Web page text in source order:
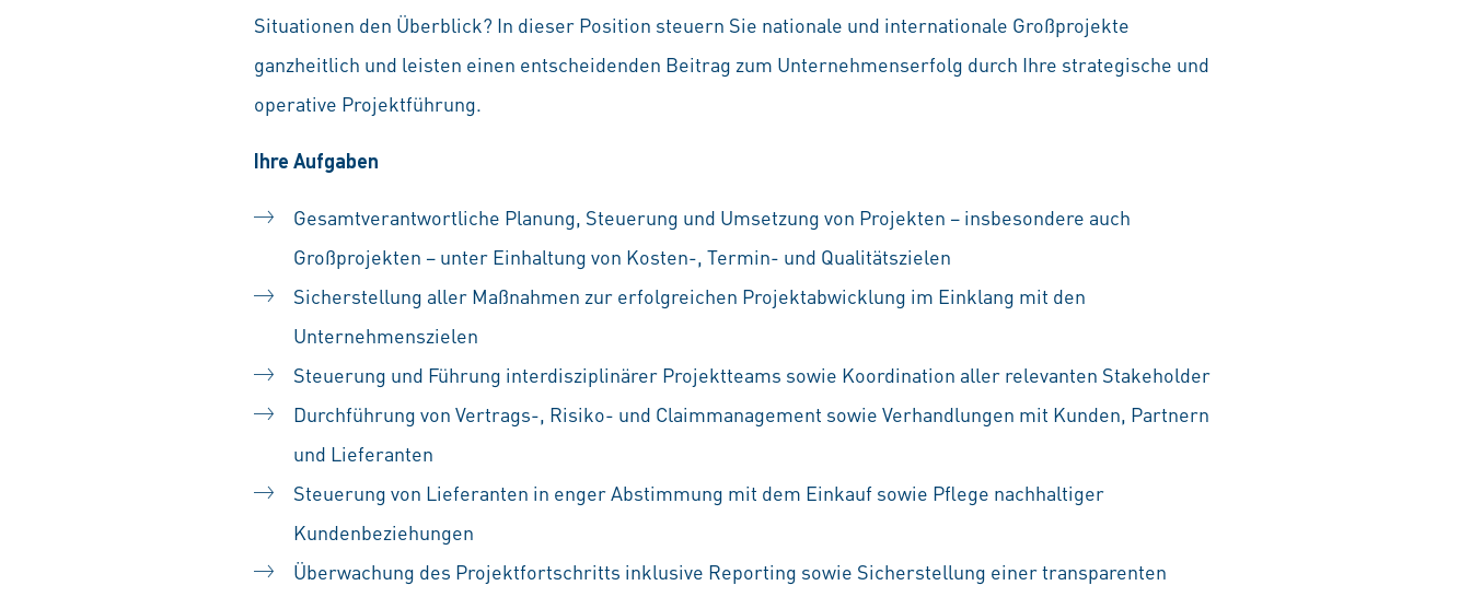
Situationen den Überblick? In dieser Position steuern Sie nationale und internationale Großprojekte
ganzheitlich und leisten einen entscheidenden Beitrag zum Unternehmenserfolg durch Ihre strategische und
operative Projektführung.
Ihre Aufgaben
Gesamtverantwortliche Planung, Steuerung und Umsetzung von Projekten – insbesondere auch
Großprojekten – unter Einhaltung von Kosten-, Termin- und Qualitätszielen
Sicherstellung aller Maßnahmen zur erfolgreichen Projektabwicklung im Einklang mit den
Unternehmenszielen
Steuerung und Führung interdisziplinärer Projektteams sowie Koordination aller relevanten Stakeholder
Durchführung von Vertrags-, Risiko- und Claimmanagement sowie Verhandlungen mit Kunden, Partnern
und Lieferanten
Steuerung von Lieferanten in enger Abstimmung mit dem Einkauf sowie Pflege nachhaltiger
Kundenbeziehungen
Überwachung des Projektfortschritts inklusive Reporting sowie Sicherstellung einer transparenten